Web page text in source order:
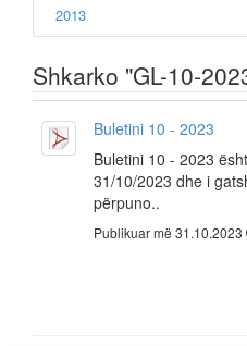
2013
Shkarko "GL-10-
Buletini 10 - 2023
Buletini 10 - 2023
31/10/2023 dhe i
përpuno..
Publikuar më 31.10.2023